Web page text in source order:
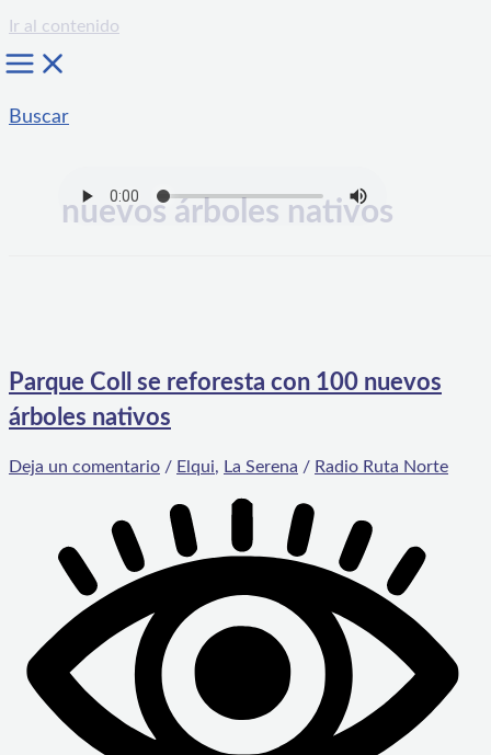
Ir al contenido
Buscar
nuevos árboles nativos
Parque Coll se reforesta con 100 nuevos
árboles nativos
Deja un comentario / Elqui, La Serena / Radio Ruta Norte